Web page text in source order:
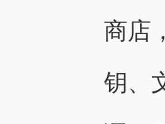
商店
钥、